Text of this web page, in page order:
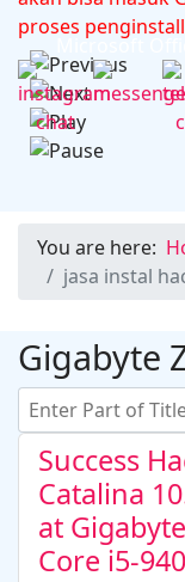
Microsoft
proses
You are here:
jasa instal
Gigabyte
Enter Part of Title
Success
Catalina
at
Core i5-